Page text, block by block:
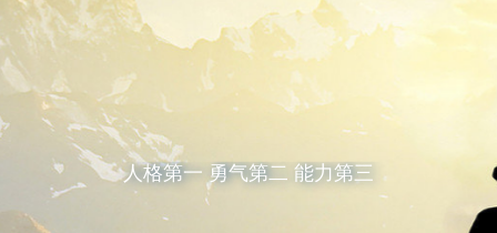
人格第一 勇气第二 能力第三